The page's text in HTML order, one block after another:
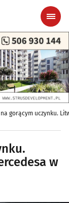
na gorącym uczynku.
w